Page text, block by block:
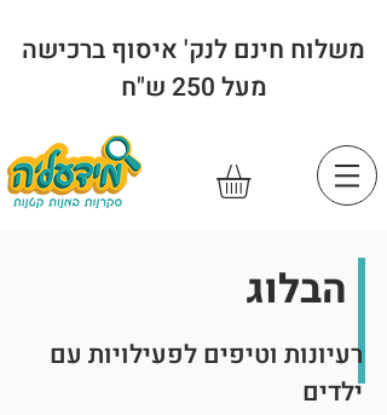
משלוח חינם לנק' איסוף ברכישה
מעל 250 ש"ח
הבלוג
רעיונות וטיפים לפעילויות עם
ילדים